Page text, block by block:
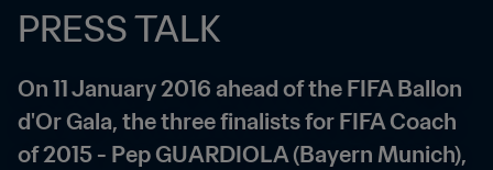
PRESS TALK
On 11 January 2016 ahead of the FIFA Ballon
d'Or Gala, the three finalists for FIFA Coach
of 2015 - Pep GUARDIOLA (Bayern Munich),